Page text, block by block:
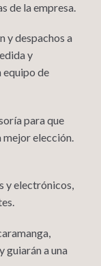
de la empresa.
y despachos a
y
equipo de
para que
mejor elección.
y electrónicos,
guiarán a una